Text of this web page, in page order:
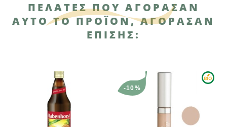
ΠΕΛΆΤΕΣ ΠΟΥ ΑΓΌΡΑΣΑΝ
ΑΥΤΌ ΤΟ ΠΡΟΪΌΝ, ΑΓΌΡΑΣΑΝ
ΕΠΊΣΗΣ:
-10%